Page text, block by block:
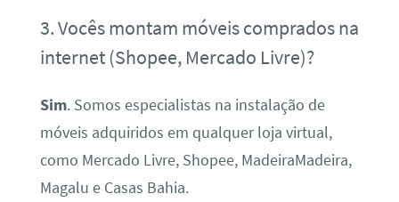
3. Vocês montam móveis comprados na
internet (Shopee, Mercado Livre)?
Sim. Somos especialistas na instalação de
móveis adquiridos em qualquer loja virtual,
como Mercado Livre, Shopee, MadeiraMadeira,
Magalu e Casas Bahia.